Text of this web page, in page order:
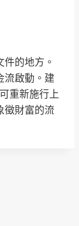
的地方。
流啟動。建
重新施行上
徵財富的流